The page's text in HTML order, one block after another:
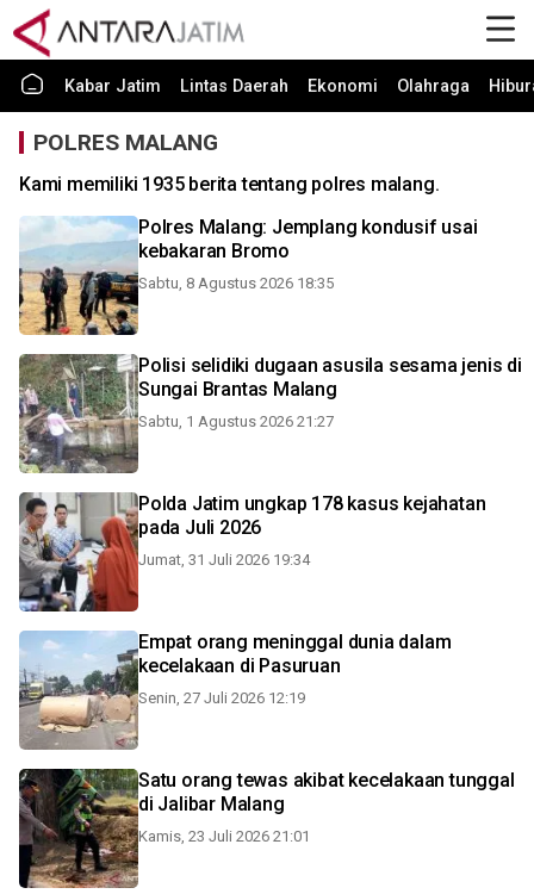
Kabar Jatim Lintas Daerah Ekonomi Olahraga
POLRES MALANG
Kami memiliki 1935 berita tentang polres malang.
Polres Malang: Jemplang kondusif usai
kebakaran Bromo
Sabtu, 8 Agustus 2026 18:35
Polisi selidiki dugaan asusila sesama jenis di
Sungai Brantas Malang
Sabtu, 1 Agustus 2026 21:27
Polda Jatim ungkap 178 kasus kejahatan
pada Juli 2026
Jumat, 31 Juli 2026 19:34
Empat orang meninggal dunia dalam
kecelakaan di Pasuruan
Senin, 27 Juli 2026 12:19
Satu orang tewas akibat kecelakaan tunggal
di Jalibar Malang
Kamis, 23 Juli 2026 21:01